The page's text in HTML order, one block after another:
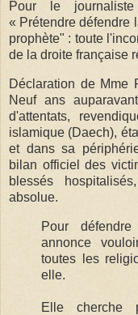
Pour le
« Prétendre défendre
prophète" : toute
de la droite française
Déclaration de Mme
Neuf ans
d'attentats,
islamique (Daech),
et dans sa
bilan officiel des
blessés
absolue.
Pour
annonce
toutes les
elle.
Elle cherche